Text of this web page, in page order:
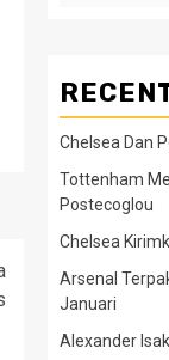
Chelsea Dan
Tottenham
Postecoglou
Chelsea
Arsenal
Januari
Alexander